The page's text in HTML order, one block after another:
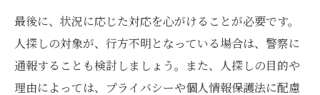
最後に、状況に応じた対応を心がけることが必要です。
人探しの対象が、行方不明となっている場合は、警察に
通報することも検討しましょう。また、人探しの目的や
理由によっては、プライバシーや個人情報保護法に配慮